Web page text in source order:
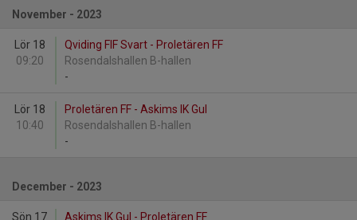
November - 2023
Lör 18
09:20
Qviding FIF Svart - Proletären FF
Rosendalshallen B-hallen
-
Lör 18
10:40
Proletären FF - Askims IK Gul
Rosendalshallen B-hallen
-
December - 2023
Sön 17
Askims IK Gul - Proletären FF